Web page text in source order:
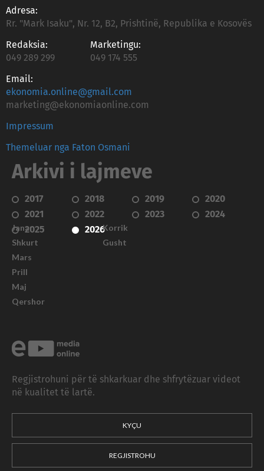
Adresa:
Rr. "Mark Isaku", Nr. 12, B2, Prishtinë, Republika e Kosovës
Redaksia:
049 289 299
Marketingu:
049 174 555
Email:
ekonomia.online@gmail.com
marketing@ekonomiaonline.com
Impressum
Themeluar nga Faton Osmani
Arkivi i lajmeve
2017 2018 2019
2020
2021
2022 2023
2024
2025
2026
Janar
Shkurt
Mars
Prill
Maj
Qershor
Korrik
Gusht
Regjistrohuni për të shkarkuar dhe shfrytëzuar videot
në kualitet të lartë.
KYÇU
REGJISTROHU